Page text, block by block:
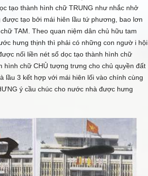
tạo thành hình chữ TRUNG như nhắc nhở
tạo bởi mái hiên lầu tứ phương, bao lơn
TAM. Theo quan niệm dân chủ hữu tam
hưng thịnh thì phải có những con ngườ i hội
nối liền nét sổ dọc tạo thành hình chữ
hình chữ CHỦ tượng trưng cho chủ quyền đất
lầu 3 kết hợp với mái hiên lối vào chính cùng
ý cầu chúc cho nước nhà được hưng